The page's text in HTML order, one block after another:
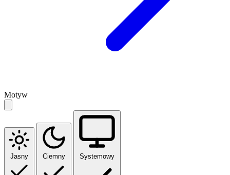
Motyw
Jasny Ciemny Systemowy